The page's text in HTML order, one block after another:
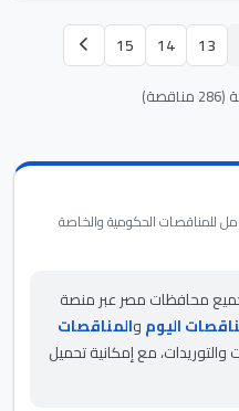
13
14
15
محافظات مصر عبر منصة
اليوموالمناقصات
والتوريدات، مع إمكانية تحميل